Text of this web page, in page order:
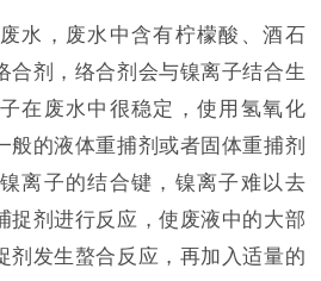
水，废水中含有柠檬酸、酒石
合剂，络合剂会与镍离子结合生
在废水中很稳定，使用氢氧化
般的液体重捕剂或者固体重捕剂
离子的结合键，镍离子难以去
捉剂进行反应，使废液中的大部
剂发生螯合反应，再加入适量的